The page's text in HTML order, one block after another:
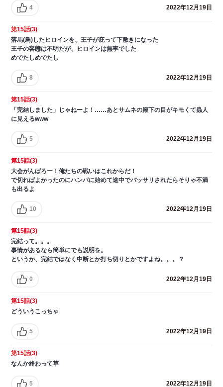
4 2022年12月19日
第15話(3)
落馬(鳥)したヒロインを、王子が庇って下敷きになった
王子の容態は不明だが、ヒロインは無事でした
めでたしめでたし
8 2022年12月19日
第15話(3)
「完結しました」じゃねーよ！……あとサムネの殿下の目がキモくて蟲人
に見えるwww
5 2022年12月19日
第15話(3)
大会がんばろー！俺たちの戦いはこれからだ！
で切ればよかったのにハンパに始めて途中でバッサリされたらそりゃ不満
も出るよ
10 2022年12月19日
第15話(3)
完結って。。。
事情があるなら簡単にでも説明を。
というか、完結ではなく中断とか打ち切りとかですよね。。。？
0 2022年12月19日
第15話(3)
どういうこっちゃ
5 2022年12月19日
第15話(3)
なんか終わって草
5 2022年12月19日